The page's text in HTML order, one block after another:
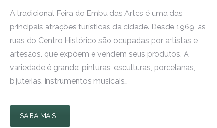
A tradicional Feira de Embu das Artes é uma das
principais atrações turísticas da cidade. Desde 1969, as
ruas do Centro Histórico são ocupadas por artistas e
artesãos, que expõem e vendem seus produtos. A
variedade é grande: pinturas, esculturas, porcelanas,
bijuterias, instrumentos musicais…
SAIBA MAIS...